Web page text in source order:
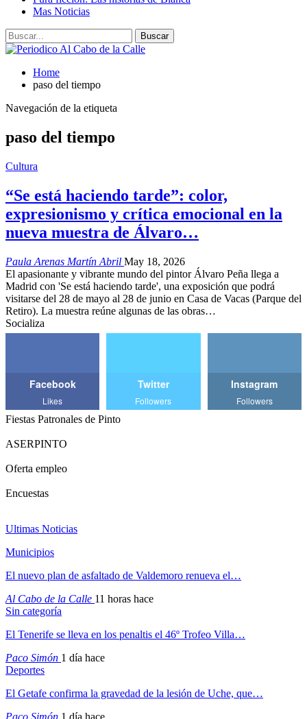
Mas Noticias
Home
paso del tiempo
Navegación de la etiqueta
paso del tiempo
Cultura
“Se está haciendo tarde”: color,
expresionismo y crítica emocional en la
nueva muestra de Álvaro…
Paula Arenas Martín Abril May 18, 2026
El apasionante y vibrante mundo del pintor Álvaro Peña llega a
Madrid con 'Se está haciendo tarde', una exposición que podrá
visitarse del 28 de mayo al 28 de junio en Casa de Vacas (Parque del
Retiro). La muestra reúne algunas de las obras…
Socializa
Facebook
Likes
Twitter
Followers
Instagram
Followers
Fiestas Patronales de Pinto
ASERPINTO
Oferta empleo
Encuestas
Ultimas Noticias
Municipios
El nuevo plan de asfaltado de Valdemoro renueva el…
Al Cabo de la Calle 11 horas hace
Sin categoría
El Tenerife se lleva en los penaltis el 46º Trofeo Villa…
Paco Simón 1 día hace
Deportes
El Getafe confirma la gravedad de la lesión de Uche, que…
Paco Simón 1 día hace